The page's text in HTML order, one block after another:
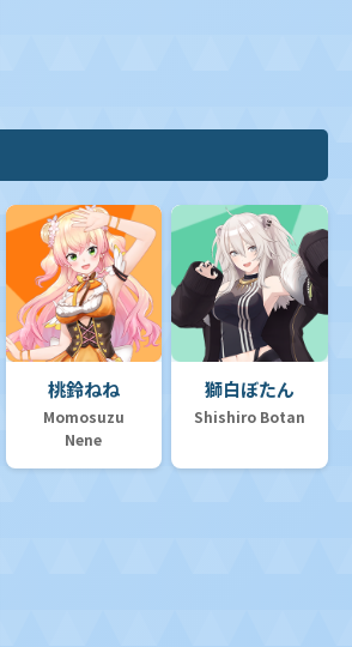
桃鈴ねね
Momosuzu
Nene
獅白ぼたん
Shishiro Botan